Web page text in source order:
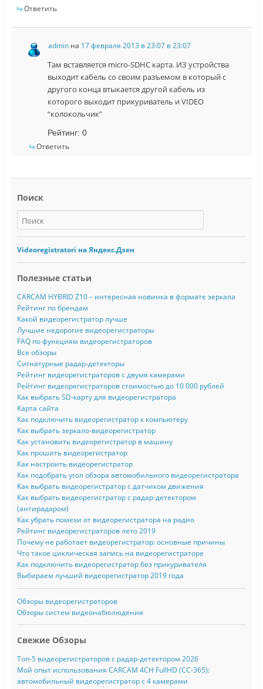
Ответить
adminна 17 февраля 2013 в 23:07 в 23:07
Там вставляется micro-SDHC карта. ИЗ устройства
выходит кабель со своим разъемом в который с
другого конца втыкается другой кабель из
которого выходит прикуриватель и VIDEO
“колокольчик”
Рейтинг: 0
Ответить
Поиск
Videoregistratori на Яндекс.Дзен
Полезные статьи
CARCAM HYBRID Z10 – интересная новинка в формате зеркала
Рейтинг по брендам
Какой видеорегистратор лучше
Лучшие недорогие видеорегистраторы
FAQ по функциям видеорегистраторов
Все обзоры
Сигнатурные радар-детекторы
Рейтинг видеорегистраторов с двумя камерами
Рейтинг видеорегистраторов стоимостью до 10 000 рублей
Как выбрать SD-карту для видеорегистратора
Карта сайта
Как подключить видеорегистратор к компьютеру
Как выбрать зеркало-видеорегистратор
Как установить видеорегистратор в машину
Как прошить видеорегистратор
Как настроить видеорегистратор
Как подобрать угол обзора автомобильного видеорегистратора
Как выбрать видеорегистратор с датчиком движения
Как выбрать видеорегистратор с радар-детектором
(антирадаром)
Как убрать помехи от видеорегистратора на радио
Рейтинг видеорегистраторов лето 2019
Почему не работает видеорегистратор: основные причины
Что такое циклическая запись на видеорегистраторе
Как подключить видеорегистратор без прикуривателя
Выбираем лучший видеорегистратор 2019 года
Обзоры видеорегистраторов
Обзоры систем видеонабюлюдения
Свежие Обзоры
Топ-5 видеорегистраторов с радар-детектором 2026
Мой опыт использования CARCAM 4CH FullHD (CC-365):
автомобильный видеорегистратор с 4 камерами